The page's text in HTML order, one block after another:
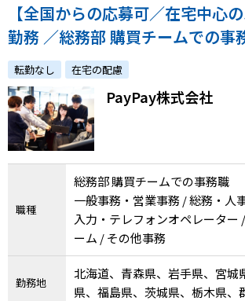
【全国からの応募可／在宅中心
勤務 ／総務部 購買チームでの事
募集！】スマホ決済領域で拡大を
これまでの経験を踏まえた2～3年
を一緒に考えませんか？
転勤なし 在宅の配慮
PayPay株式会社
職種
総務部 購買チームでの事務職
一般事務・営業事務 / 総務・人
入力・テレフォンオペレーター
ーム / その他事務
勤務地
北海道、青森県、岩手県、宮城
県、福島県、茨城県、栃木県、